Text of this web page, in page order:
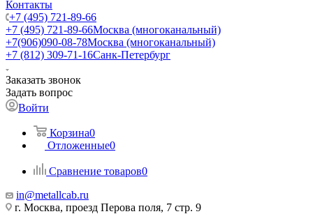
Контакты
+7 (495) 721-89-66
+7 (495) 721-89-66Москва (многоканальный)
+7(906)090-08-78Москва (многоканальный)
+7 (812) 309-71-16Санк-Петербург
Заказать звонок
Задать вопрос
Войти
Корзина0
Отложенные0
Сравнение товаров0
in@metallcab.ru
г. Москва, проезд Перова поля, 7 стр. 9